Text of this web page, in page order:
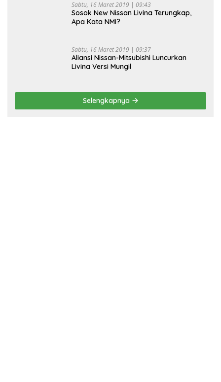
Sabtu, 16 Maret 2019 | 09:43
Sosok New Nissan Livina Terungkap,
Apa Kata NMI?
Sabtu, 16 Maret 2019 | 09:37
Aliansi Nissan-Mitsubishi Luncurkan
Livina Versi Mungil
Selengkapnya